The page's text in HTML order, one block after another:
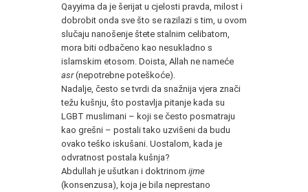
Qayyima da je šerijat u cjelosti pravda, milost i
dobrobit onda sve što se razilazi s tim, u ovom
slučaju nanošenje štete stalnim celibatom,
mora biti odbačeno kao nesukladno s
islamskim etosom. Doista, Allah ne nameće
asr(nepotrebne poteškoće).
Nadalje, često se tvrdi da snažnija vjera znači
težu kušnju, što postavlja pitanje kada su
LGBT muslimani – koji se često posmatraju
kao grešni – postali tako uzvišeni da budu
ovako teško iskušani. Uostalom, kada je
odvratnost postala kušnja?
Abdullah je ušutkan i doktrinom ijme
(konsenzusa), koja je bila neprestano